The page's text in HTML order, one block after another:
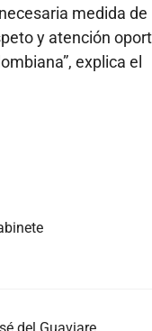
medida de
y atención
explica el